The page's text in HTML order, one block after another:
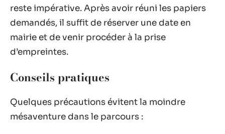
reste impérative. Après avoir réuni les papiers
demandés, il suffit de réserver une date en
mairie et de venir procéder à la prise
d’empreintes.
Conseils pratiques
Quelques précautions évitent la moindre
mésaventure dans le parcours :